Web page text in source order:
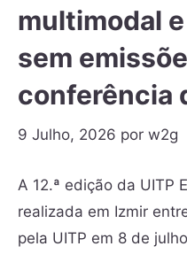
multimodal
sem
conferência
9 Julho, 2026 por w2g
A 12.ª edição da UITP
realizada em Izmir
pela UITP em 8 de